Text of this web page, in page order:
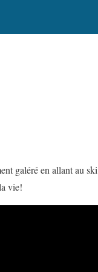
galéré en allant au
vie!